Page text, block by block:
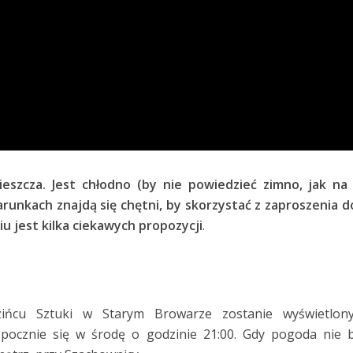
Jest chłodno (by nie powiedzieć zimno, jak
znajdą się chętni, by skorzystać z zaproszenia
jest kilka ciekawych propozycji.
Sztuki w Starym Browarze zostanie
się w środę o godzinie 21:00. Gdy pogoda nie